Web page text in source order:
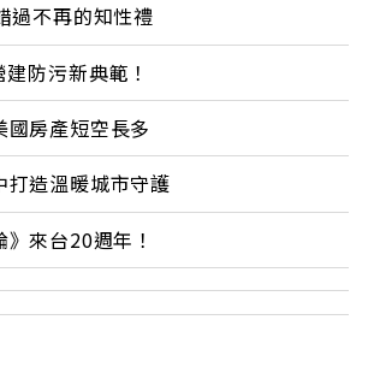
過不再的知性禮
防污新典範！
房產短空長多
打造溫暖城市守護
》來台20週年！